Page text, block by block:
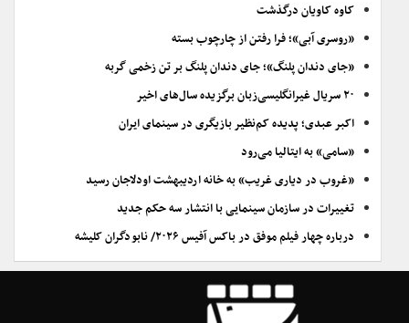
کاوه کاویان درگذشت
«روسری آبی»؛ فرا رفتن از چارچوب بسته
«جای دندان پلنگ»؛ جای دندان پلنگ بر تن زخمی گربه
۲۰ سریال غیرانگلیسی‌زبان برگزیده سال‌های اخیر
اکبر عبدی؛ پدیده کم‌نظیر بازیگری در سینمای ایران
«سامی» به ایتالیا می‌رود
«غروب در دیاری غریب» به خانه اردیبهشت اودلاجان رسید
تغییرات در سازمان سینمایی با انتشار سه حکم جدید
درباره چهار فیلم موفق در باکس آفیس ۲۰۲۶/ نابودگران کلیشه